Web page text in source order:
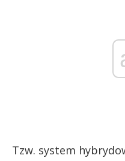
Tzw. system